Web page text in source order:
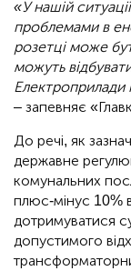
«У нашій
проблемами в
розетці може
можуть
– запевняє
До речі, як
державне
комунальних
плюс-мінус 10%
дотримуватися
допустимого